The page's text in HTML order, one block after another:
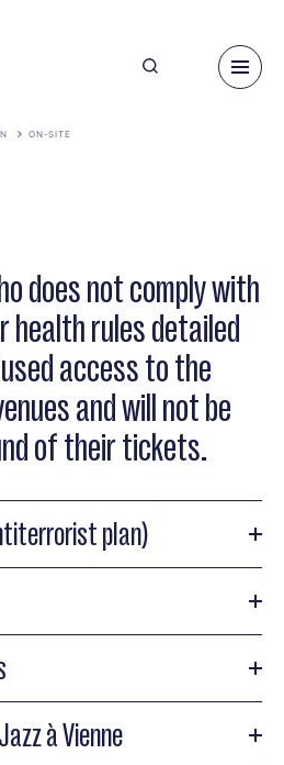
ON-SITE
does not comply with
rules detailed
access to the
and will not be
of their tickets.
plan)
à Vienne